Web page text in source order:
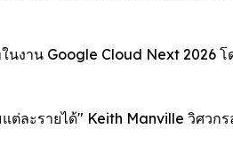
งาน Google Cloud Next 2026
ต่ละรายได้" Keith Manville วิศวก